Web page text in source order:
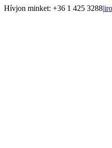
Kihagyás
Hívjon minket: +36 1 425 3288|